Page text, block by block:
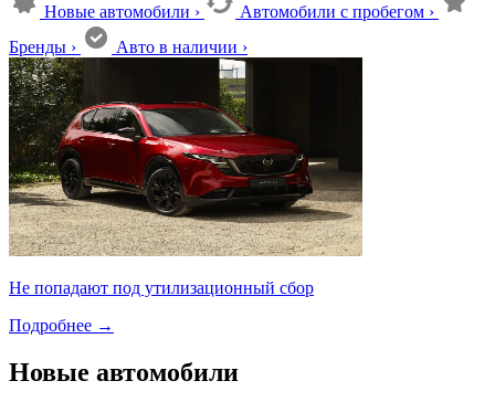
Новые автомобили › Автомобили с пробегом ›
Бренды › Авто в наличии ›
Не попадают под утилизационный сбор
Подробнее →
Новые автомобили